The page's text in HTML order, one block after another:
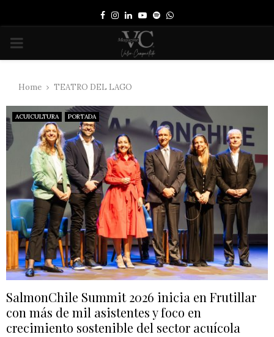
Facebook
Instagram
LinkedinYoutube
SpotifyWhatsapp
PRIMARY
Home TEATRO DEL LAGO
ACUICULTURA PORTADA
SalmonChile Summit 2026 inicia en Frutillar
con más de mil asistentes y foco en
crecimiento sostenible del sector acuícola